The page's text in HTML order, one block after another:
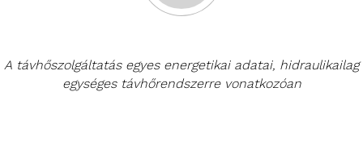
A távhőszolgáltatás egyes energetikai adatai, hidraulikailag
egységes távhőrendszerre vonatkozóan